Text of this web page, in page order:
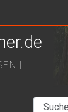
|
Suchen